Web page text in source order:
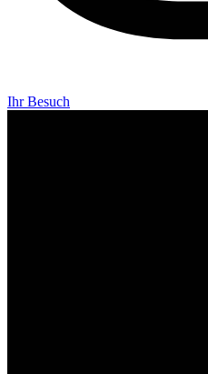
Ihr Besuch